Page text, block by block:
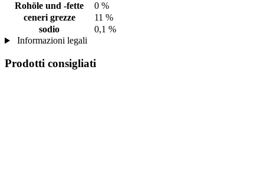
Rohöle und -fette
0 %
ceneri grezze
11 %
sodio
0,1 %
Informazioni legali
Prodotti consigliati